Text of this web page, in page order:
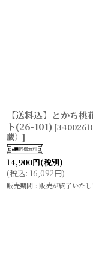
【送料込】とかち桃
ト(26-101) [
蔵） ]
14,900円(税別)
(税込: 16,092円)
販売期間 : 販売が終了いた